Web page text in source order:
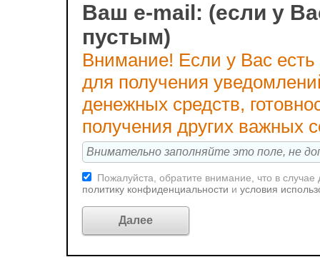
Ваш e-mail: (если у
пустым)
Внимание! Если у Вас
для получения
денежных средств,
получения других важных
Пожалуйста, обратите внимание, что в
политику конфиденциальности и условия